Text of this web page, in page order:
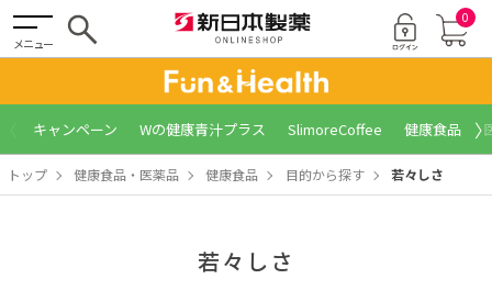
メニュー
0
キャンペーン Wの健康青汁プラス SlimoreCoffee 健康食品 〉
トップ 健康食品・医薬品 健康食品 目的から探す 若々しさ
若々しさ